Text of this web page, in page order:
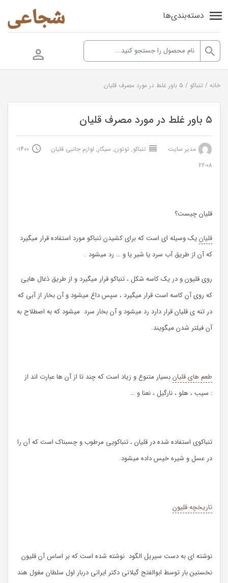
دسته‌بندی‌ها
خانه / تنباکو / ۵ باور غلط در مورد مصرف قلیان
۵ باور غلط در مورد مصرف قلیان
مدیر سایت تنباکو, توتون, سیگار, لوازم جانبی قلیان
1400-
08-22
قلیان چیست؟
قلیانیک وسیله ای است که برای کشیدن تنباکو مورد استفاده قرار میگیرد
که آن از طریق آب سرد یا شیر یا و … رد میشود .
روی قلیون و در یک کاسه شکل ، تنباکو قرار میگیرد و از طریق ذغال هایی
که روی آن کاسه است قرار میگیرد ، سپس داغ میشود و آن بخار از آبی که
در تنه ی قلیان قرار دارد رد میشود و آن بخار سرد میشود که به اصطلاح به
آن فیلتر شدن میگویند.
طعم های قلیانبسیار متنوع و زیاد است که چند تا از آن ها عبارت اند از
: سیب ، هلو ، نارگیل ، نعنا و …
تنباکوی استفاده شده در قلیان ، تنباکویی مرطوب و چسبناک است که آن را
در عسل و شیره خیس داده میشود.
تاریخچه قلیون
نوشته ای به دست سیریل الگود نوشته شده است که بر اساس آن قلیون
نخستین بار توسط ابوالفتح گیلانی دکتر ایرانی دربار اول سلطان مغول هند